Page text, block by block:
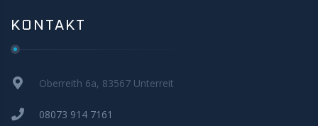
KONTAKT
Oberreith 6a, 83567 Unterreit
08073 914 7161